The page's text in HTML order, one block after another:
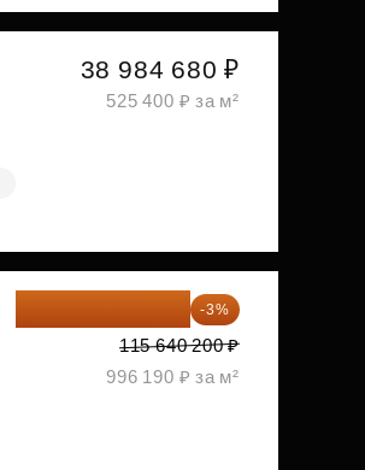
38 984 680 ₽
525 400 ₽ за м²
112 170 994 ₽ -3%
115 640 200 ₽
996 190 ₽ за м²